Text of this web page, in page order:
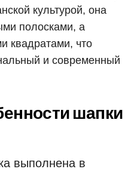
культурой, она
полосками, а
квадратами, что
и современный
шапки
выполнена в